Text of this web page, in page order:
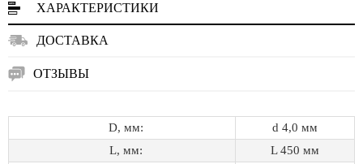
ХАРАКТЕРИСТИКИ
ДОСТАВКА
ОТЗЫВЫ
D, мм:
d 4,0 мм
L, мм:
L 450 мм